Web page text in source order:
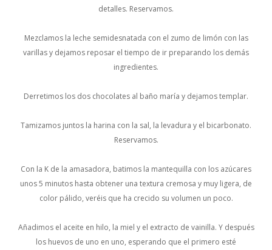
detalles. Reservamos.
Mezclamos la leche semidesnatada con el zumo de limón con las
varillas y dejamos reposar el tiempo de ir preparando los demás
ingredientes.
Derretimos los dos chocolates al baño maría y dejamos templar.
Tamizamos juntos la harina con la sal, la levadura y el bicarbonato.
Reservamos.
Con la K de la amasadora, batimos la mantequilla con los azúcares
unos 5 minutos hasta obtener una textura cremosa y muy ligera, de
color pálido, veréis que ha crecido su volumen un poco.
Añadimos el aceite en hilo, la miel y el extracto de vainilla. Y después
los huevos de uno en uno, esperando que el primero esté